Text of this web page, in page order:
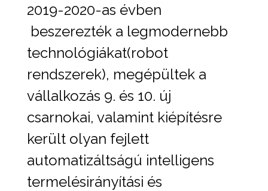
2019-2020-as évben
beszerezték a legmodernebb
technológiákat(robot
rendszerek), megépültek a
vállalkozás 9. és 10. új
csarnokai, valamint kiépítésre
került olyan fejlett
automatizáltságú intelligens
termelésirányítási és